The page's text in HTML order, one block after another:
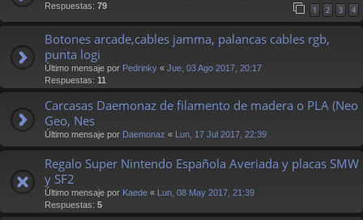
Respuestas: 79 1 2 3 4
Botones arcade,cables jamma, palancas cables rgb,
punta logi
Último mensaje por Pedrinky « Jue, 03 Ago 2017, 20:17
Respuestas: 11
Carcasas Daemonaz de filamento de madera o PLA (Neo
Geo, Nes
Último mensaje por Daemonaz « Lun, 17 Jul 2017, 22:39
Regalo Super Nintendo Española Averiada y placas SMW
y SF2
Último mensaje por Kaede « Lun, 08 May 2017, 21:39
Respuestas: 5